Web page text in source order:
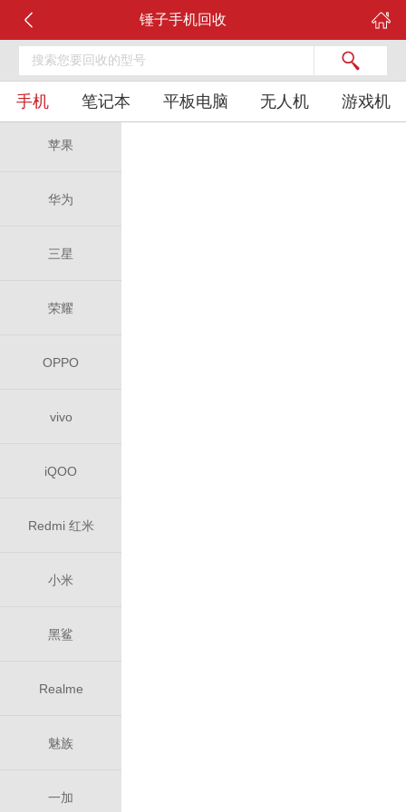
锤子手机回收
手机 笔记本 平板电脑 无人机 游戏机
苹果
华为
三星
荣耀
OPPO
vivo
iQOO
Redmi 红米
小米
黑鲨
Realme
魅族
一加